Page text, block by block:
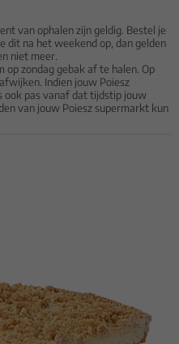
van ophalen zijn geldig. Bestel je
dit na het weekend op, dan gelden
niet meer.
op zondag gebak af te halen. Op
Indien jouw Poiesz
ook pas vanaf dat tijdstip jouw
van jouw Poiesz supermarkt kun